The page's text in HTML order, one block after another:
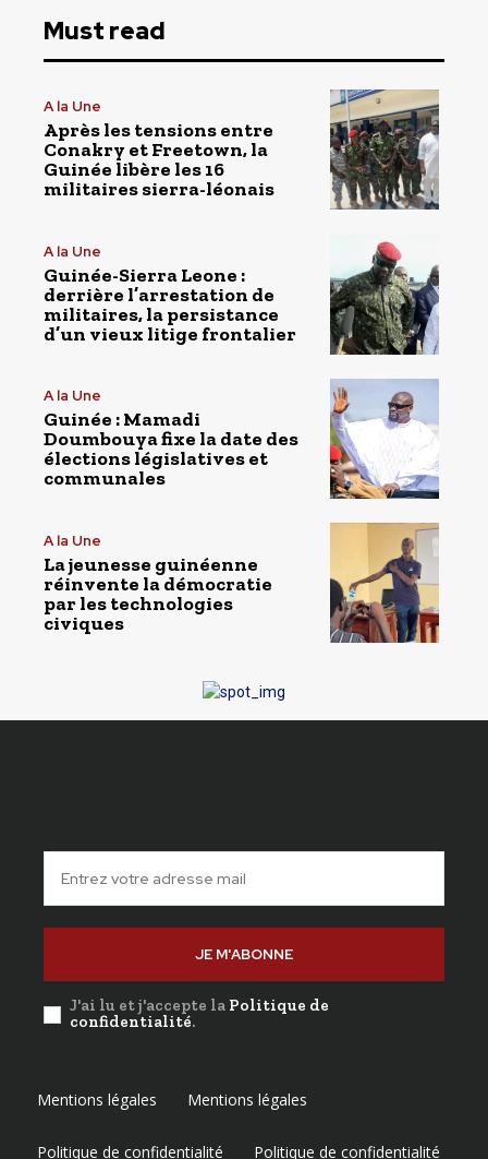
Must read
A la Une
Après les tensions entre
Conakry et Freetown, la
Guinée libère les 16
militaires sierra-léonais
A la Une
Guinée-Sierra Leone :
derrière l’arrestation de
militaires, la persistance
d’un vieux litige frontalier
A la Une
Guinée : Mamadi
Doumbouya fixe la date des
élections législatives et
communales
A la Une
La jeunesse guinéenne
réinvente la démocratie
par les technologies
civiques
JE M'ABONNE
J'ai lu et j'accepte la Politique de
confidentialité.
Mentions légales Mentions légales
Politique de confidentialité Politique de confidentialité